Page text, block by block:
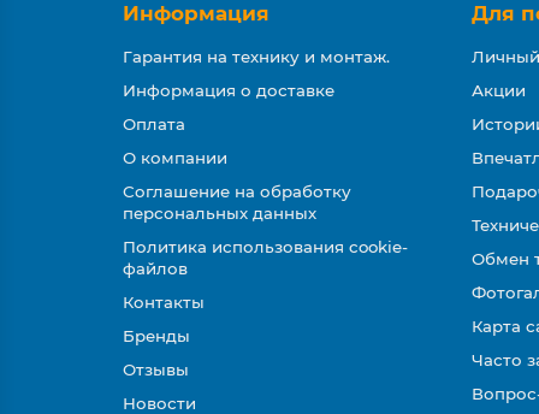
Информация
Гарантия на технику и монтаж.
Информация о доставке
Оплата
О компании
Соглашение на обработку
персональных данных
Политика использования cookie-
файлов
Контакты
Бренды
Отзывы
Новости
Для
Акции
Обмен
Карта
Часто